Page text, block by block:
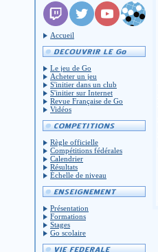
Accueil
Le jeu de Go
Acheter un jeu
S'initier dans un club
S'initier sur Internet
Revue Française de Go
Vidéos
Règle officielle
Compétitions fédérales
Calendrier
Résultats
Échelle de niveau
Présentation
Formations
Stages
Go scolaire